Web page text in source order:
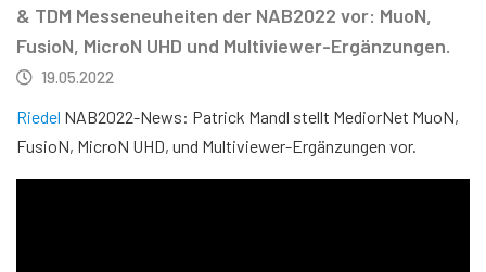
& TDM Messeneuheiten der NAB2022 vor: MuoN,
FusioN, MicroN UHD und Multiviewer-Ergänzungen.
19.05.2022
Riedel NAB2022-News: Patrick Mandl stellt MediorNet MuoN,
FusioN, MicroN UHD, und Multiviewer-Ergänzungen vor.